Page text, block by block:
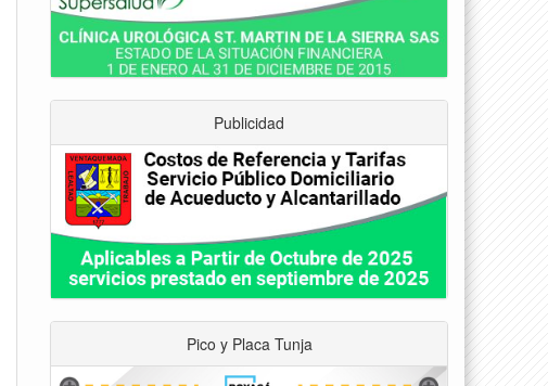
Publicidad
Pico y Placa Tunja